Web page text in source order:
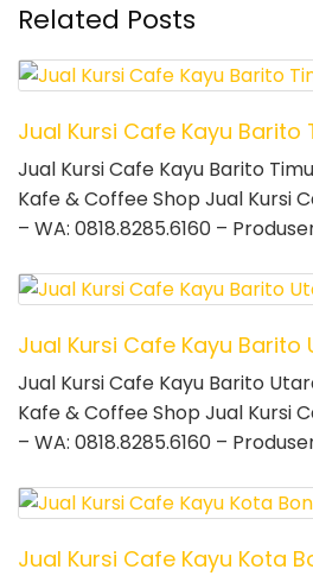
Related Posts
Jual Kursi Cafe Kayu Barito
Jual Kursi Cafe Kayu Barito
Kafe & Coffee Shop Jual Kursi
– WA: 0818.8285.6160 –
Jual Kursi Cafe Kayu Barito
Jual Kursi Cafe Kayu Barito
Kafe & Coffee Shop Jual Kursi
– WA: 0818.8285.6160 –
Jual Kursi Cafe Kayu Kota